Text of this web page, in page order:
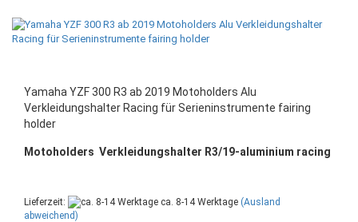
Yamaha YZF 300 R3 ab 2019 Motoholders Alu
Verkleidungshalter Racing für Serieninstrumente fairing
holder
Motoholders Verkleidungshalter R3/19-aluminium racing
Lieferzeit: ca. 8-14 Werktage (Ausland
abweichend)